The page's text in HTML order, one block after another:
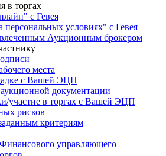
в торгах
с Гевея
условиях" с Гевея
Аукционным брокером
места
с Вашей ЭЦП
документации
участие в торгах с Вашей ЭЦП
рисков
критериям
управляющего